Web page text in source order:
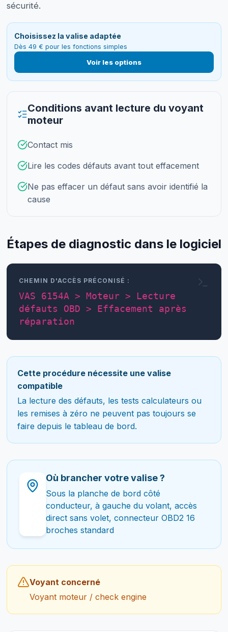
sécurité.
Choisissez la valise adaptée
Dès 49 € pour les fonctions simples
Voir les options
Conditions avant lecture du voyant
moteur
Contact mis
Lire les codes défauts avant tout effacement
Ne pas effacer un défaut sans avoir identifié la
cause
Étapes de diagnostic dans le logiciel
CHEMIN D'ACCÈS PRÉCONISÉ :
VAS 6154A > Moteur > Lecture
défauts OBD > Effacement après
réparation
Cette procédure nécessite une valise
compatible
La lecture des défauts, les tests calculateurs ou
les remises à zéro ne peuvent pas toujours se
faire depuis le tableau de bord.
Où brancher votre valise ?
Sous la planche de bord côté
conducteur, à gauche du volant, accès
direct sans volet, connecteur OBD2 16
broches standard
Voyant concerné
Voyant moteur / check engine